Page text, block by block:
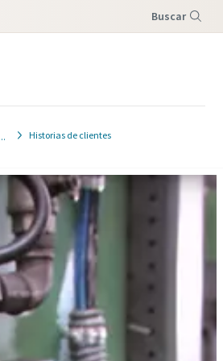
Buscar
Historias de clientes